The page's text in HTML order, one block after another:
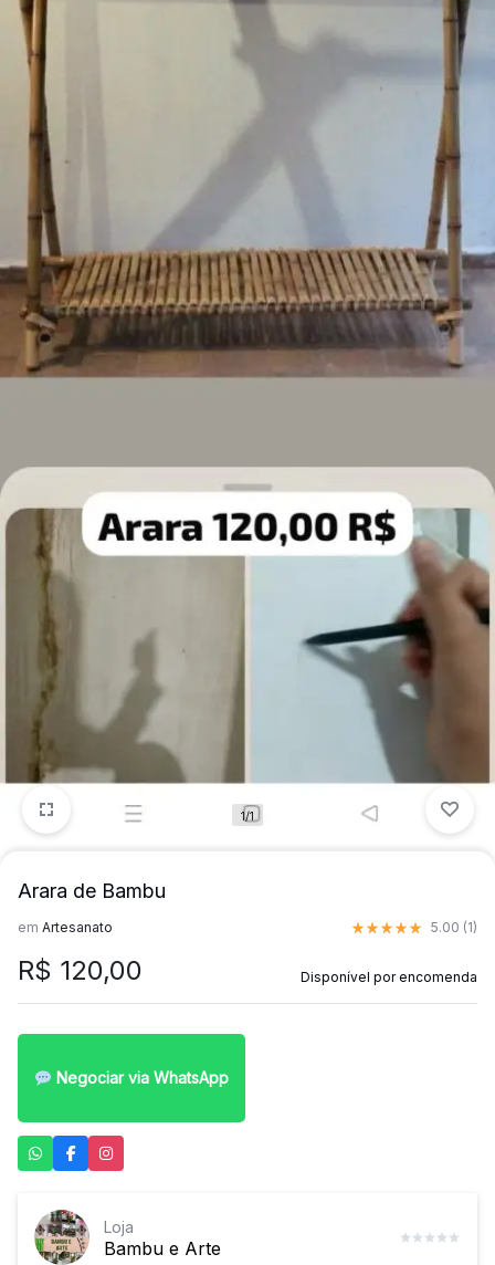
precisa!
1/1
Arara de Bambu
em Artesanato Nota5.00de 55.00 (1)
R$ 120,00 Disponível por encomenda
Negociar via WhatsApp
Bambu e Arte
Loja